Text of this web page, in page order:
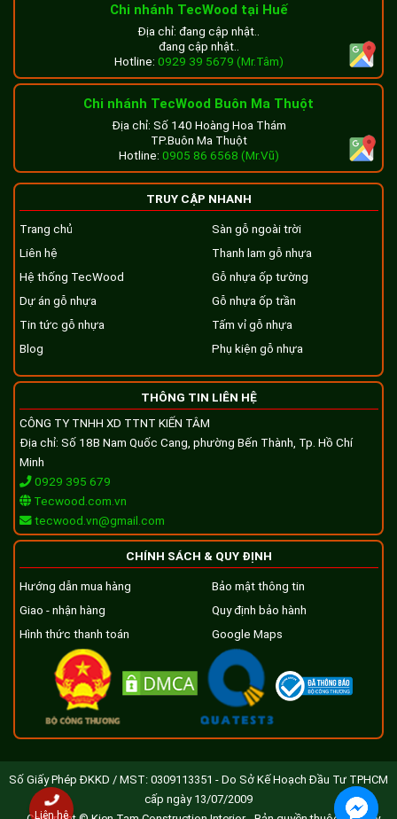
Chi nhánh TecWood tại Huế
Địa chỉ: đang cập nhật..
đang cập nhật..
Hotline: 0929 39 5679 (Mr.Tâm)
Chi nhánh TecWood Buôn Ma Thuột
Địa chỉ: Số 140 Hoàng Hoa Thám
TP.Buôn Ma Thuột
Hotline: 0905 86 6568 (Mr.Vũ)
TRUY CẬP NHANH
Trang chủ
Liên hệ
Hệ thống TecWood
Dự án gỗ nhựa
Tin tức gỗ nhựa
Blog
Sàn gỗ ngoài trời
Thanh lam gỗ nhựa
Gỗ nhựa ốp tường
Gỗ nhựa ốp trần
Tấm vỉ gỗ nhựa
Phụ kiện gỗ nhựa
THÔNG TIN LIÊN HỆ
CÔNG TY TNHH XD TTNT KIẾN TÂM
Địa chỉ: Số 18B Nam Quốc Cang, phường Bến Thành, Tp. Hồ Chí
Minh
0929 395 679
Tecwood.com.vn
tecwood.vn@gmail.com
CHÍNH SÁCH & QUY ĐỊNH
Hướng dẫn mua hàng
Giao - nhận hàng
Hình thức thanh toán
Bảo mật thông tin
Quy định bảo hành
Google Maps
Số Giấy Phép ĐKKD / MST: 0309113351 - Do Sở Kế Hoạch Đầu Tư TPHCM
cấp ngày 13/07/2009
Liên hệ